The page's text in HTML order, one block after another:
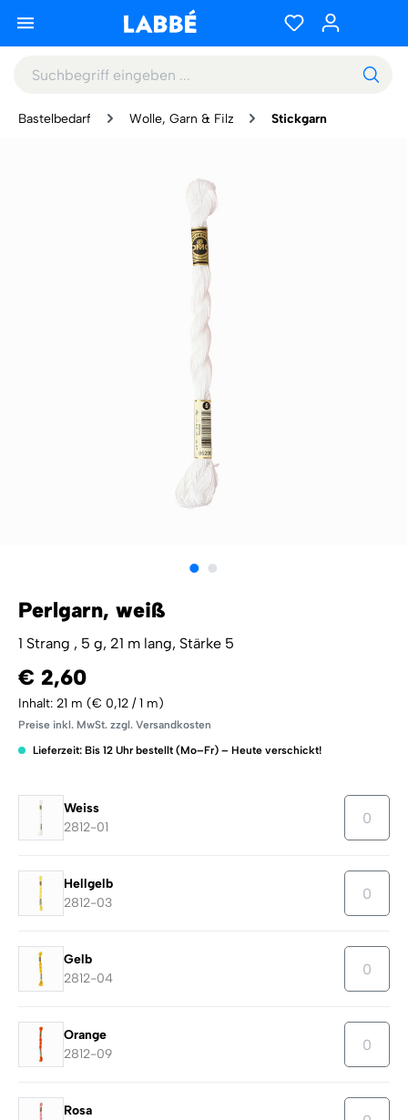
Bastelbedarf Wolle, Garn & Filz Stickgarn
Perlgarn, weiß
1 Strang , 5 g, 21 m lang, Stärke 5
€ 2,60
Inhalt: 21 m (€ 0,12 / 1 m)
Preise inkl. MwSt. zzgl. Versandkosten
Lieferzeit: Bis 12 Uhr bestellt (Mo–Fr) – Heute verschickt!
Weiss
2812-01
Hellgelb
2812-03
Gelb
2812-04
Orange
2812-09
Rosa